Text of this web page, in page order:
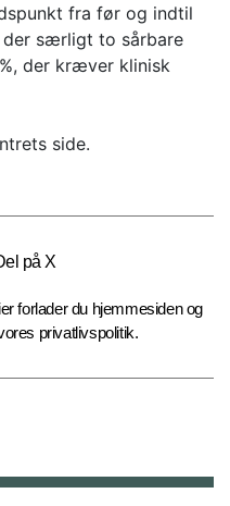
fra før og indtil
der særligt to sårbare
der kræver klinisk
side.
på X
forlader du hjemmesiden og
privatlivspolitik.